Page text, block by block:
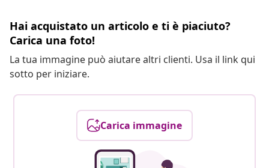
Hai acquistato un articolo e ti è piaciuto?
Carica una foto!
La tua immagine può aiutare altri clienti. Usa il link qui
sotto per iniziare.
Carica immagine